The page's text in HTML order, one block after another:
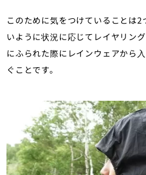
このために気をつけていることは
いように状況に応じてレイヤリン
にふられた際にレインウェアから
ぐことです。